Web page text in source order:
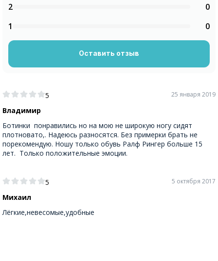
5
Владимир
25 января 2019
Ботинки понравились но на мою не широкую ногу сидят
плотновато,. Надеюсь разносятся. Без примерки брать не
порекомендую. Ношу только обувь Ралф Рингер больше 15
лет. Только положительные эмоции.
5
Михаил
5 октября 2017
Лёгкие,невесомые,удобные
2
0
1
0
Оставить отзыв